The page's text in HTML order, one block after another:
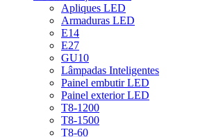
Apliques LED
Armaduras LED
E14
E27
GU10
Lâmpadas Inteligentes
Painel embutir LED
Painel exterior LED
T8-1200
T8-1500
T8-60